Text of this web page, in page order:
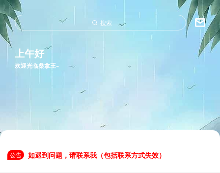
搜索
上午好
欢迎光临桑拿王~
公告
如遇到问题，请联系我（包括联系方式失效）